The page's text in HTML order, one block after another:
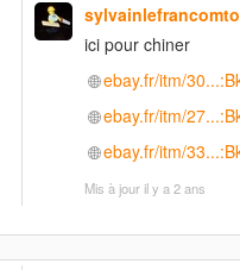
ici pour chiner
ebay.fr/itm/
ebay.fr/itm/
ebay.fr/itm/
Mis à jouril y a 2 ans